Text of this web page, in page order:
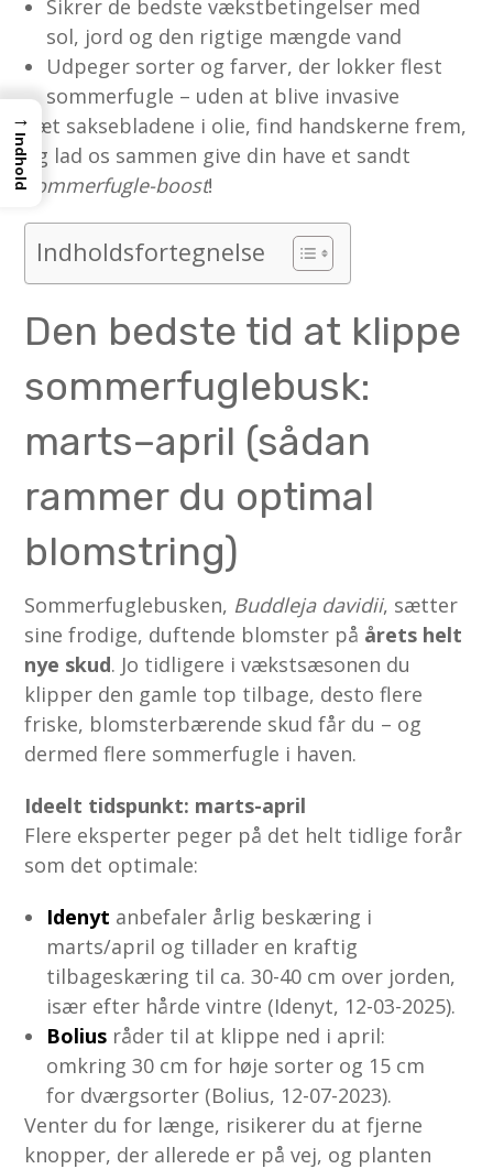
Sikrer de bedste vækstbetingelser med
sol, jord og den rigtige mængde vand
Udpeger sorter og farver, der lokker flest
sommerfugle – uden at blive invasive
Sæt saksebladene i olie, find handskerne frem,
og lad os sammen give din have et sandt
sommerfugle-boost!
Indholdsfortegnelse
Den bedste tid at klippe
sommerfuglebusk:
marts–april (sådan
rammer du optimal
blomstring)
Sommerfuglebusken, Buddleja davidii, sætter
sine frodige, duftende blomster på årets helt
nye skud. Jo tidligere i vækstsæsonen du
klipper den gamle top tilbage, desto flere
friske, blomsterbærende skud får du – og
dermed flere sommerfugle i haven.
Ideelt tidspunkt: marts-april
Flere eksperter peger på det helt tidlige forår
som det optimale:
Idenyt anbefaler årlig beskæring i
marts/april og tillader en kraftig
tilbageskæring til ca. 30-40 cm over jorden,
især efter hårde vintre (Idenyt, 12-03-2025).
Bolius råder til at klippe ned i april:
omkring 30 cm for høje sorter og 15 cm
for dværgsorter (Bolius, 12-07-2023).
Venter du for længe, risikerer du at fjerne
knopper, der allerede er på vej, og planten
→
Indhold